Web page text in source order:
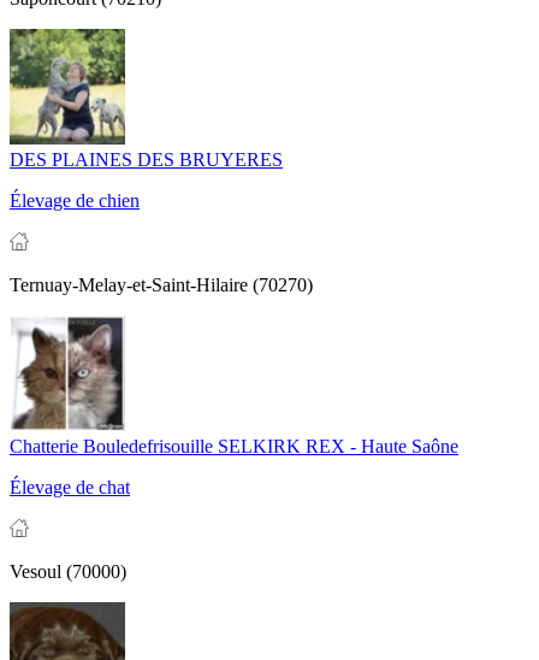
DES PLAINES DES BRUYERES
Élevage de chien
Ternuay-Melay-et-Saint-Hilaire (70270)
Chatterie Bouledefrisouille SELKIRK REX - Haute Saône
Élevage de chat
Vesoul (70000)